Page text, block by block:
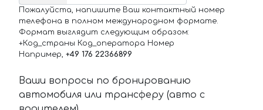
Пожалуйста, напишите Ваш контактный номер
телефона в полном международном формате.
Формат выглядит следующим образом:
+Код_страны Код_оператора Номер
Например, +49 176 22366899
Ваши вопросы по бронированию
автомобиля или трансферу (авто с